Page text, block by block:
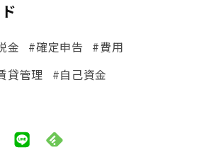
金 #確定申告
#費用
貸管理 #自己資金